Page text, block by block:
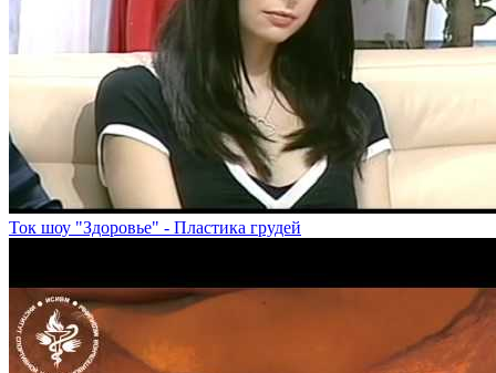
Ток шоу "Здоровье" - Пластика грудей